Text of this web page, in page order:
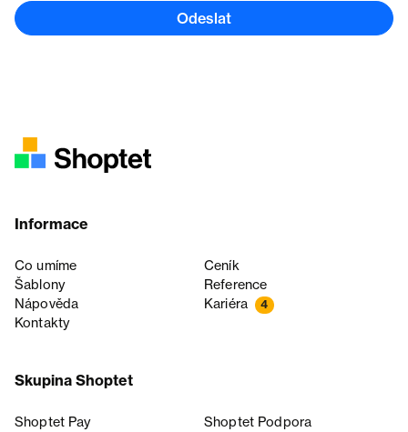
Odeslat
Informace
Co umíme
Ceník
Šablony
Reference
Nápověda
Kariéra 4
Kontakty
Skupina Shoptet
Shoptet Pay
Shoptet Podpora